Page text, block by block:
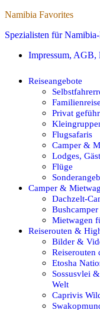
Namibia Favorites
Spezialisten für
Impressum, AGB,
Reiseangebote
Privat
Flugsafaris
Camper &
Lodges,
Flüge
Camper &
Dachzelt-
Mietwagen
Reiserouten &
Bilder &
Reiserouten
Etosha
Sossusvlei
Welt
Caprivis